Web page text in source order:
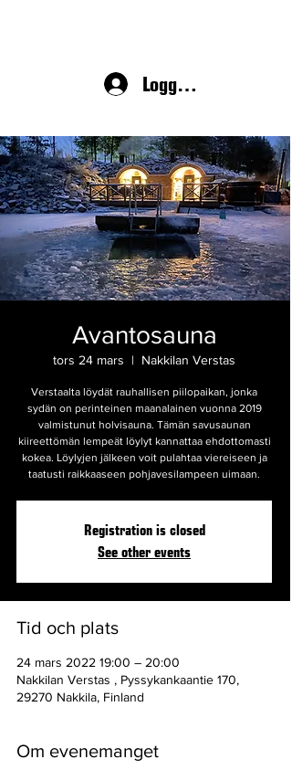
Logga in
Avantosauna
tors 24 mars
  |
Nakkilan Verstas
Verstaalta löydät rauhallisen piilopaikan, jonka
sydän on perinteinen maanalainen vuonna 2019
valmistunut holvisauna. Tämän savusaunan
kiireettömän lempeät löylyt kannattaa ehdottomasti
kokea. Löylyjen jälkeen voit pulahtaa viereiseen ja
taatusti raikkaaseen pohjavesilampeen uimaan.
Registration is closed
See other events
Tid och plats
24 mars 2022 19:00 – 20:00
Nakkilan Verstas , Pyssykankaantie 170,
29270 Nakkila, Finland
Om evenemanget